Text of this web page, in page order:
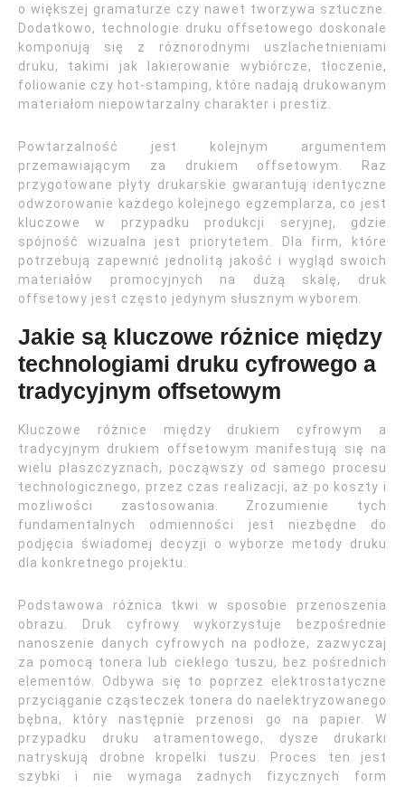
o większej gramaturze czy nawet tworzywa sztuczne.
Dodatkowo, technologie druku offsetowego doskonale
komponują się z różnorodnymi uszlachetnieniami
druku, takimi jak lakierowanie wybiórcze, tłoczenie,
foliowanie czy hot-stamping, które nadają drukowanym
materiałom niepowtarzalny charakter i prestiż.
Powtarzalność jest kolejnym argumentem
przemawiającym za drukiem offsetowym. Raz
przygotowane płyty drukarskie gwarantują identyczne
odwzorowanie każdego kolejnego egzemplarza, co jest
kluczowe w przypadku produkcji seryjnej, gdzie
spójność wizualna jest priorytetem. Dla firm, które
potrzebują zapewnić jednolitą jakość i wygląd swoich
materiałów promocyjnych na dużą skalę, druk
offsetowy jest często jedynym słusznym wyborem.
Jakie są kluczowe różnice między
technologiami druku cyfrowego a
tradycyjnym offsetowym
Kluczowe różnice między drukiem cyfrowym a
tradycyjnym drukiem offsetowym manifestują się na
wielu płaszczyznach, począwszy od samego procesu
technologicznego, przez czas realizacji, aż po koszty i
możliwości zastosowania. Zrozumienie tych
fundamentalnych odmienności jest niezbędne do
podjęcia świadomej decyzji o wyborze metody druku
dla konkretnego projektu.
Podstawowa różnica tkwi w sposobie przenoszenia
obrazu. Druk cyfrowy wykorzystuje bezpośrednie
nanoszenie danych cyfrowych na podłoże, zazwyczaj
za pomocą tonera lub ciekłego tuszu, bez pośrednich
elementów. Odbywa się to poprzez elektrostatyczne
przyciąganie cząsteczek tonera do naelektryzowanego
bębna, który następnie przenosi go na papier. W
przypadku druku atramentowego, dysze drukarki
natryskują drobne kropelki tuszu. Proces ten jest
szybki i nie wymaga żadnych fizycznych form